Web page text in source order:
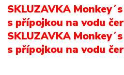
SKLUZAVKA
s přípojkou na vodu
SKLUZAVKA
s přípojkou na vodu